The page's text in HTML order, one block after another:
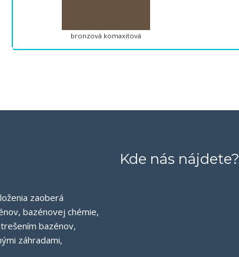
bronzová komaxitová
zaoberá
bazénovej chémie,
bazénov,
záhradami,
Kde nás nájdete?